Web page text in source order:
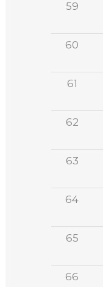
59
60
61
62
63
64
65
66